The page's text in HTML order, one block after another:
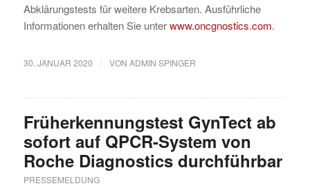
Abklärungstests für weitere Krebsarten. Ausführliche
Informationen erhalten Sie unterwww.oncgnostics.com.
30. JANUAR 2020 / VON ADMIN SPINGER
Früherkennungstest GynTect ab
sofort auf QPCR-System von
Roche Diagnostics durchführbar
PRESSEMELDUNG